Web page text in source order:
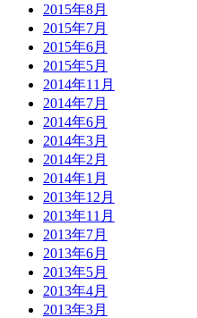
2015年8月
2015年7月
2015年6月
2015年5月
2014年11月
2014年7月
2014年6月
2014年3月
2014年2月
2014年1月
2013年12月
2013年11月
2013年7月
2013年6月
2013年5月
2013年4月
2013年3月